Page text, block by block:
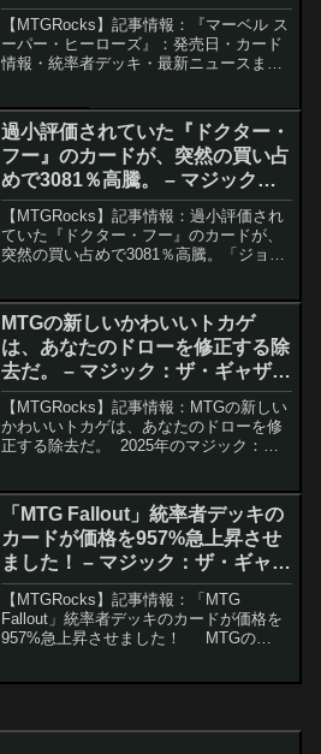
– マジック：ザ・ギャザリング
【MTGRocks】記事情報：『マーベル ス
ーパー・ヒーローズ』：発売日・カード
情報・統率者デッキ・最新ニュースまと
ギャザリング』にとって大型年となり、
「Unive...
過小評価されていた『ドクター・
フー』のカードが、突然の買い占
めで3081％高騰。 – マジック：
ザ・ギャザリング
【MTGRocks】記事情報：過小評価され
ていた『ドクター・フー』のカードが、
突然の買い占めで3081％高騰。「ジョ
『ローウィンの昏明』や『ミュータント
タートルズ』に関...
MTGの新しいかわいいトカゲ
は、あなたのドローを修正する除
去だ。 – マジック：ザ・ギャザリ
ング
【MTGRocks】記事情報：MTGの新しい
かわいいトカゲは、あなたのドローを修
正する除去だ。 2025年のマジック：
タル専用フォーマット「アルケミー」の
最新セット...
「MTG Fallout」統率者デッキの
カードが価格を957%急上昇させ
ました！ – マジック：ザ・ギャザ
リング
【MTGRocks】記事情報：「MTG
Fallout」統率者デッキのカードが価格を
957%急上昇させました！ MTGの